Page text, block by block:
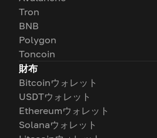
Tron
BNB
Polygon
Toncoin
財布
Bitcoinウォレット
USDTウォレット
Ethereumウォレット
Solanaウォレット